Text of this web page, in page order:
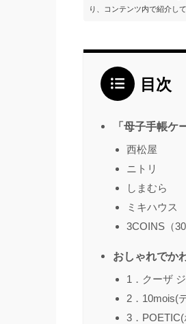
り、コンテンツ内で紹介し
目次
「母子手帳
西松屋
ニトリ
しまむら
ミキハウス
3COINS（
おしゃれでか
1．クーザ
2．10mois(
3．